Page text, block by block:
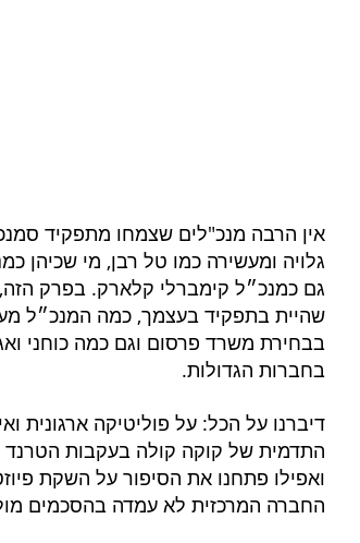
אין הרבה מנכ"לים שצמחו מתפקיד
גלויה ומעשירה כמו טל רבן, מי שכיהן
גם כמנכ״ל קימברלי קלארק. בפרק
שהיית בתפקיד בעצמך, כמה המנכ״ל
בבחירת משרד פרסום וגם כמה כוחני
בחברות הגדולות.
דיברנו על הכל: על פוליטיקה
התדמית של קוקה קולה בעקבות הטרנד
ואפילו פתחנו את הסיפור על השקת
החברה המרכזית לא עמדה בהסכמים